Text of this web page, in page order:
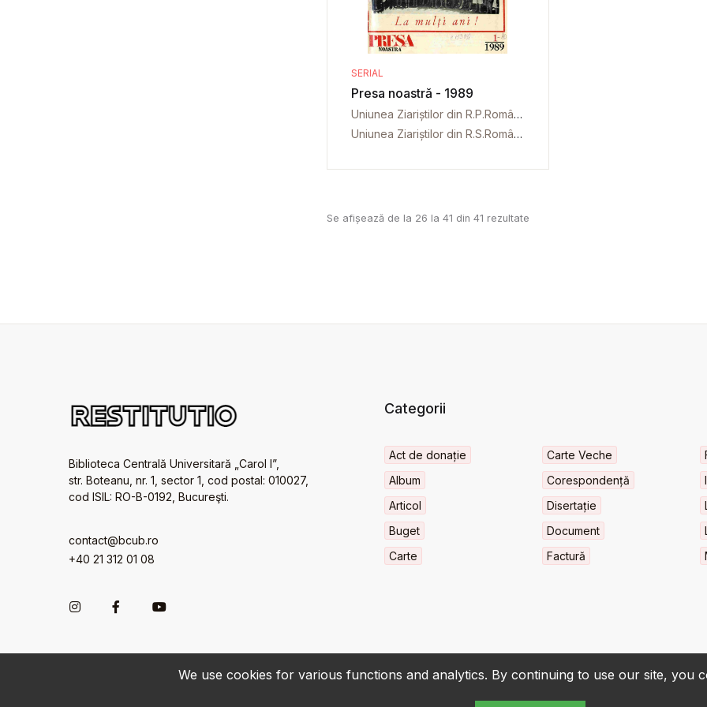
We use cookies for various functions and analytics. By continuing to use our site, you
SERIAL
Presa noastră - 1989
Uniunea Ziariștilor din R.P.Română
Uniunea Ziariștilor din R.S.România
Se afișează de la 26 la 41 din 41 rezultate
Biblioteca Centrală Universitară „Carol I”,
str. Boteanu, nr. 1, sector 1, cod postal: 010027,
cod ISIL: RO-B-0192, Bucureşti.
contact@bcub.ro
+40 21 312 01 08
Categorii
Act de donație
Album
Articol
Buget
Carte
Carte Veche
Corespondență
Disertație
Document
Factură